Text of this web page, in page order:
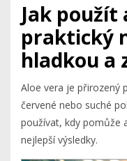
Jak použít
praktický
hladkou a
Aloe vera je přirozený
červené nebo suché
používat, kdy pomůže
nejlepší výsledky.